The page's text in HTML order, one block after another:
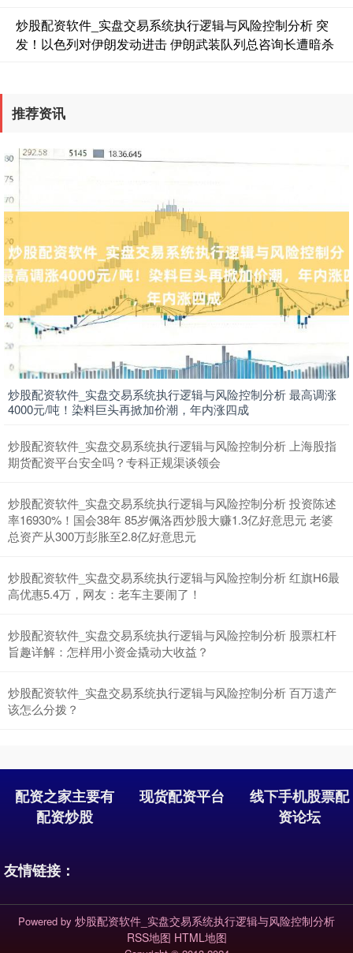
炒股配资软件_实盘交易系统执行逻辑与风险控制分析 突
发！以色列对伊朗发动进击 伊朗武装队列总咨询长遭暗杀
推荐资讯
炒股配资软件_实盘交易系统执行逻辑与风险控制分析 最高调涨
4000元/吨！染料巨头再掀加价潮，年内涨四成
炒股配资软件_实盘交易系统执行逻辑与风险控制分析 上海股指
期货配资平台安全吗？专科正规渠谈领会
炒股配资软件_实盘交易系统执行逻辑与风险控制分析 投资陈述
率16930%！国会38年 85岁佩洛西炒股大赚1.3亿好意思元 老婆
总资产从300万彭胀至2.8亿好意思元
炒股配资软件_实盘交易系统执行逻辑与风险控制分析 红旗H6最
高优惠5.4万，网友：老车主要闹了！
炒股配资软件_实盘交易系统执行逻辑与风险控制分析 股票杠杆
旨趣详解：怎样用小资金撬动大收益？
炒股配资软件_实盘交易系统执行逻辑与风险控制分析 百万遗产
该怎么分拨？
配资之家主要有
配资炒股
现货配资平台
线下手机股票配
资论坛
友情链接：
Powered by 炒股配资软件_实盘交易系统执行逻辑与风险控制分析
RSS地图 HTML地图